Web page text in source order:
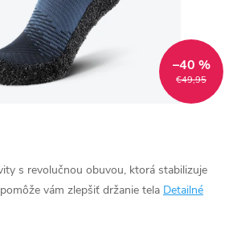
€49,95
–40 %
s revolučnou obuvou, ktorá stabilizuje
vám zlepšiť držanie tela Detailné